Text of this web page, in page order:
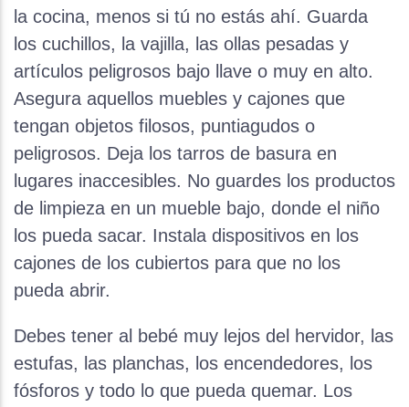
la cocina, menos si tú no estás ahí. Guarda
los cuchillos, la vajilla, las ollas pesadas y
artículos peligrosos bajo llave o muy en alto.
Asegura aquellos muebles y cajones que
tengan objetos filosos, puntiagudos o
peligrosos. Deja los tarros de basura en
lugares inaccesibles. No guardes los productos
de limpieza en un mueble bajo, donde el niño
los pueda sacar. Instala dispositivos en los
cajones de los cubiertos para que no los
pueda abrir.
Debes tener al bebé muy lejos del hervidor, las
estufas, las planchas, los encendedores, los
fósforos y todo lo que pueda quemar. Los